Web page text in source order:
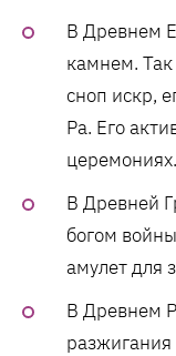
В Древнем
камнем.
сноп искр,
Ра. Его
церемониях.
В Древней
богом
амулет для
В Древнем
разжигания